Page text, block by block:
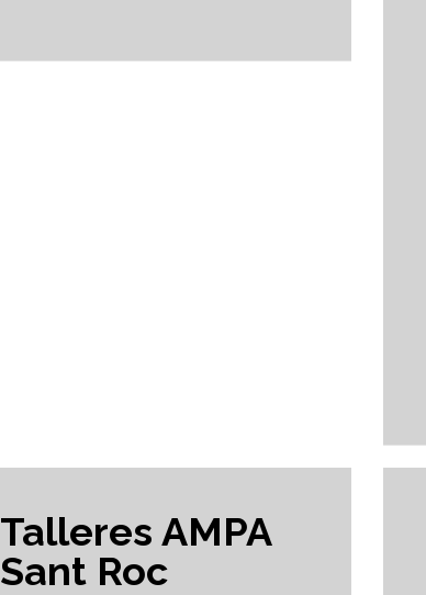
Talleres AMPA
Sant Roc